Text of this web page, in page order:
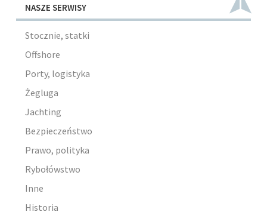
NASZE SERWISY
Stocznie, statki
Offshore
Porty, logistyka
Żegluga
Jachting
Bezpieczeństwo
Prawo, polityka
Rybołówstwo
Inne
Historia